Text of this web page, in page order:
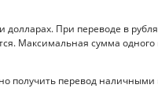
долларах. При переводе в
Максимальная сумма
получить перевод наличными